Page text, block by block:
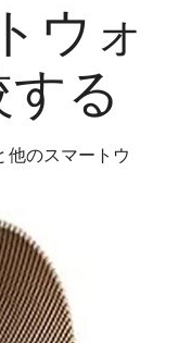
ウォ
する
他のスマートウ